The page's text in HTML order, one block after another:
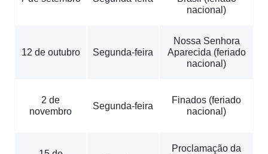
nacional)
12 de outubro Segunda-feira
Nossa Senhora
Aparecida (feriado
nacional)
2 de
novembro
Segunda-feira
Finados (feriado
nacional)
Proclamação da